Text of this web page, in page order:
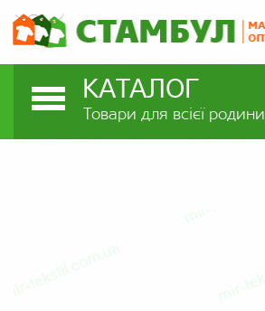
КАТАЛОГ
Товари для всієї родини